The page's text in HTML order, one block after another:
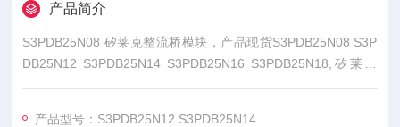
产品简介
S3PDB25N08 矽莱克整流桥模块，产品现货S3PDB25N08 S3P
DB25N12 S3PDB25N14 S3PDB25N16 S3PDB25N18,矽莱克
（Sirectifier）模块是电力电子领域的核心组件，以高可靠性、高
产品型号：S3PDB25N12 S3PDB25N14